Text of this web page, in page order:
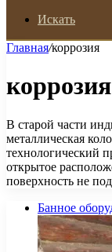
Искать
Главная/коррозия
коррозия
В старой части
металлическая
технологический
открытое
поверхность не
Банное